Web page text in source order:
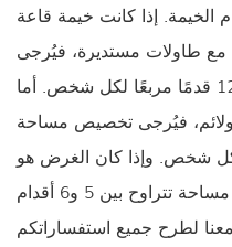
الخيمة. إذا كانت خيمة قاعة
مع طاولات مستديرة، فيُرجى
تخصيص مساحة تتراوح بين 10 و12 قدمًا مربعًا لكل شخص. أما
فيُرجى تخصيص مساحة
مربعة لكل شخص. وإذا كان الغرض هو
تقديم مشروبات، فيُرجى تخصيص مساحة تتراوح بين 5 و6 أقدام
لطرح جميع استفساراتكم